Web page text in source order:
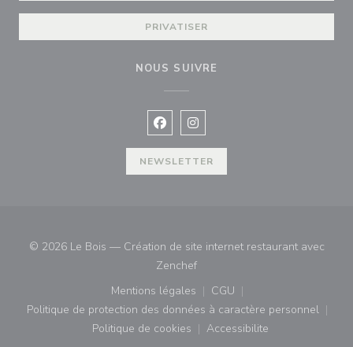
PRIVATISER
NOUS SUIVRE
Facebook ((ouvre une nouvelle
Instagram ((ouvre une
NEWSLETTER
© 2026 Le Bois — Création de site internet restaurant avec
Zenchef((ouvre une nouvelle fenêtre))
Mentions légales
((ouvre une nouvelle fenêtre))
CGU
((ouvre une nouvelle
Politique de protection des données à caractère personnel
((ouvre une nouvelle fenêtre))
Politique de cookies
((ouvre une nouvelle fenêtre))
Accessibilite
((ouvre une nouvelle